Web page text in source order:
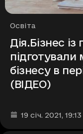
Рубрики
Освіта
Дія.Бізнес
бізнесу в
(ВІДЕО)
Дата та час
19 січ. 2021, 19:13